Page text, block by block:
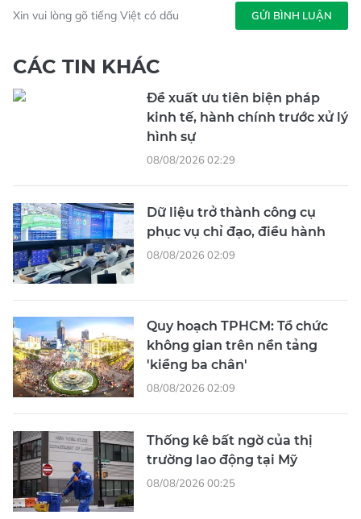
Xin vui lòng gõ tiếng Việt có dấu GỬI BÌNH LUẬN
CÁC TIN KHÁC
Đề xuất ưu tiên biện pháp
kinh tế, hành chính trước xử lý
hình sự
08/08/2026 02:29
Dữ liệu trở thành công cụ
phục vụ chỉ đạo, điều hành
08/08/2026 02:09
Quy hoạch TPHCM: Tổ chức
không gian trên nền tảng
'kiềng ba chân'
08/08/2026 02:09
Thống kê bất ngờ của thị
trường lao động tại Mỹ
08/08/2026 00:25